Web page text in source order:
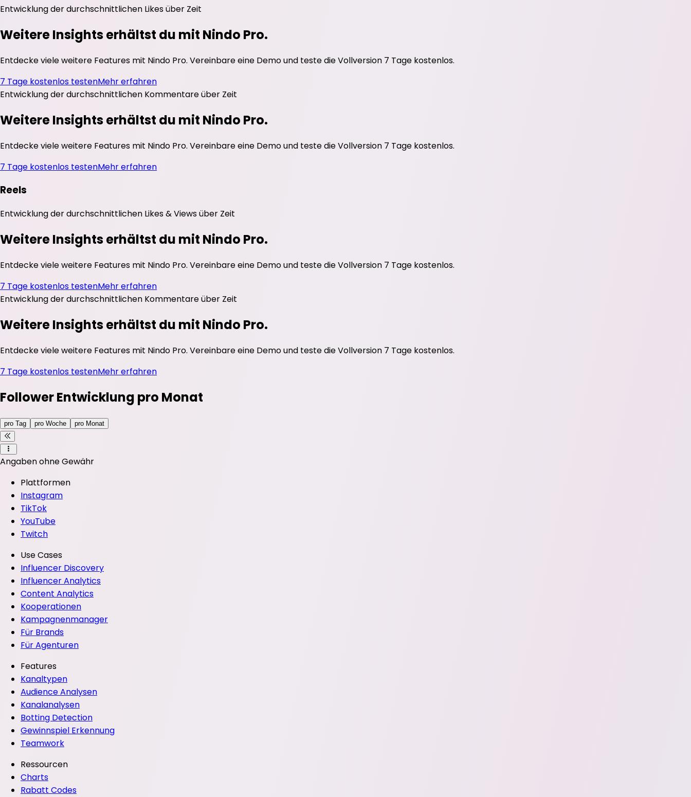
Entwicklung der durchschnittlichen Likesüber Zeit
Weitere Insights erhältst du mit Nindo Pro.
Entdecke viele weitere Features mit Nindo Pro. Vereinbare eine Demo und teste die Vollversion 7 Tage kostenlos.
7 Tage kostenlos testenMehr erfahren
Entwicklung der durchschnittlichen Kommentareüber Zeit
Weitere Insights erhältst du mit Nindo Pro.
Entdecke viele weitere Features mit Nindo Pro. Vereinbare eine Demo und teste die Vollversion 7 Tage kostenlos.
7 Tage kostenlos testenMehr erfahren
Reels
Entwicklung der durchschnittlichen Likes&Viewsüber Zeit
Weitere Insights erhältst du mit Nindo Pro.
Entdecke viele weitere Features mit Nindo Pro. Vereinbare eine Demo und teste die Vollversion 7 Tage kostenlos.
7 Tage kostenlos testenMehr erfahren
Entwicklung der durchschnittlichen Kommentareüber Zeit
Weitere Insights erhältst du mit Nindo Pro.
Entdecke viele weitere Features mit Nindo Pro. Vereinbare eine Demo und teste die Vollversion 7 Tage kostenlos.
7 Tage kostenlos testenMehr erfahren
Follower Entwicklung pro Monat
pro Tag pro Woche pro Monat
Angaben ohne Gewähr
Plattformen
Instagram
TikTok
YouTube
Twitch
Use Cases
Influencer Discovery
Influencer Analytics
Content Analytics
Kooperationen
Kampagnenmanager
Für Brands
Für Agenturen
Features
Kanaltypen
Audience Analysen
Kanalanalysen
Botting Detection
Gewinnspiel Erkennung
Teamwork
Ressourcen
Charts
Rabatt Codes